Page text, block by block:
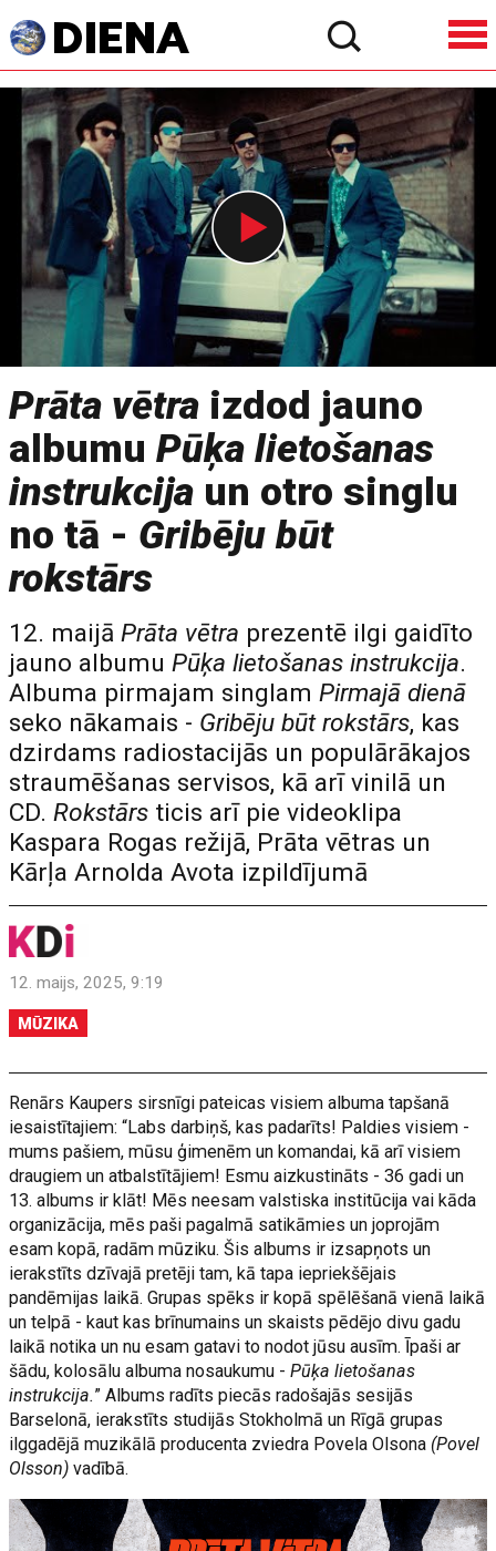
Prāta vētra izdod jauno
albumuPūķa lietošanas
instrukcija un otro singlu
no tā - Gribēju būt
rokstārs
12. maijāPrāta vētra prezentē ilgi gaidīto
jauno albumuPūķa lietošanas instrukcija.
Albuma pirmajam singlamPirmajā dienā
seko nākamais - Gribēju būt rokstārs, kas
dzirdams radiostacijās un populārākajos
straumēšanas servisos, kā arī vinilā un
CD.Rokstārs ticis arī pie videoklipa
Kaspara Rogas režijā, Prāta vētras un
Kārļa Arnolda Avota izpildījumā
12. maijs, 2025, 9:19
MŪZIKA
Renārs Kaupers sirsnīgi pateicas visiem albuma tapšanā
iesaistītajiem: “Labs darbiņš, kas padarīts! Paldies visiem -
mums pašiem, mūsu ģimenēm un komandai, kā arī visiem
draugiem un atbalstītājiem! Esmu aizkustināts - 36 gadi un
13. albums ir klāt! Mēs neesam valstiska institūcija vai kāda
organizācija, mēs paši pagalmā satikāmies un joprojām
esam kopā, radām mūziku. Šis albums ir izsapņots un
ierakstīts dzīvajā pretēji tam, kā tapa iepriekšējais
pandēmijas laikā. Grupas spēks ir kopā spēlēšanā vienā laikā
un telpā - kaut kas brīnumains un skaists pēdējo divu gadu
laikā notika un nu esam gatavi to nodot jūsu ausīm. Īpaši ar
šādu, kolosālu albuma nosaukumu -Pūķa lietošanas
instrukcija.” Albums radīts piecās radošajās sesijās
Barselonā, ierakstīts studijās Stokholmā un Rīgā grupas
ilggadējā muzikālā producenta zviedra Povela Olsona (Povel
Olsson) vadībā.